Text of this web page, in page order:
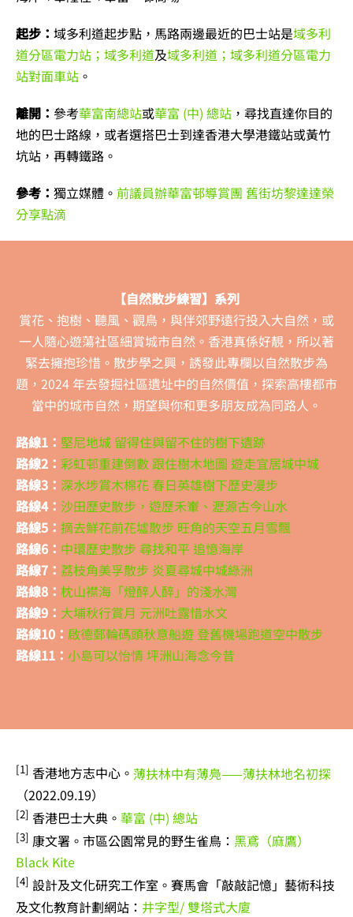
起步： 域多利道起步點，馬路兩邊最近的巴士站是域多利
道分區電力站；域多利道及域多利道；域多利道分區電力
站對面車站 。
離開： 參考華富南總站或華富 (中) 總站 ，尋找直達你目的
地的巴士路線，或者選搭巴士到達香港大學港鐵站或黃竹
坑站，再轉鐵路。
參考： 獨立媒體。 前議員辦華富邨導賞團 舊街坊黎達達榮
分享點滴
【自然散步練習】系列
賞花、抱樹、聽風、觀鳥，與伴郊野遠行投入大自然，或
一人隨心遊蕩社區細賞城市自然。香港真係好靚，所以著
緊去擁抱珍惜。散步學之興，誘發此專欄以自然散步為
題，2024 年去發掘社區遺址中的自然價值，探索高樓都市
當中的城市自然，期望與你和更多朋友成為同路人。
路線1： 堅尼地城 留得住與留不住的樹下遺跡
路線2： 彩虹邨重建倒數 跟住樹木地圖 遊走宜居城中城
路線3： 深水埗賞木棉花 春日英雄樹下歷史漫步
路線4： 沙田歷史散步，遊歷禾輋、瀝源古今山水
路線5： 摘去鮮花前花墟散步 旺角的天空五月雪飄
路線6： 中環歷史散步 尋找和平 追憶海岸
路線7： 荔枝角美孚散步 炎夏尋城中城綠洲
路線8： 枕山襟海「燈醉人醉」的淺水灣
路線9： 大埔秋行賞月 元洲吐露惜水文
路線10： 啟德郵輪碼頭秋意船遊 登舊機場跑道空中散步
路線11： 小島可以怡情 坪洲山海念今昔
[1] 香港地方志中心。 薄扶林中有薄鳧——薄扶林地名初探
（2022.09.19）
[2] 香港巴士大典。 華富 (中) 總站
[3] 康文署。市區公園常見的野生雀鳥： 黑鳶（麻鷹）
Black Kite
[4] 設計及文化研究工作室。賽馬會「敲敲記憶」藝術科技
及文化教育計劃網站： 井字型/ 雙塔式大廈